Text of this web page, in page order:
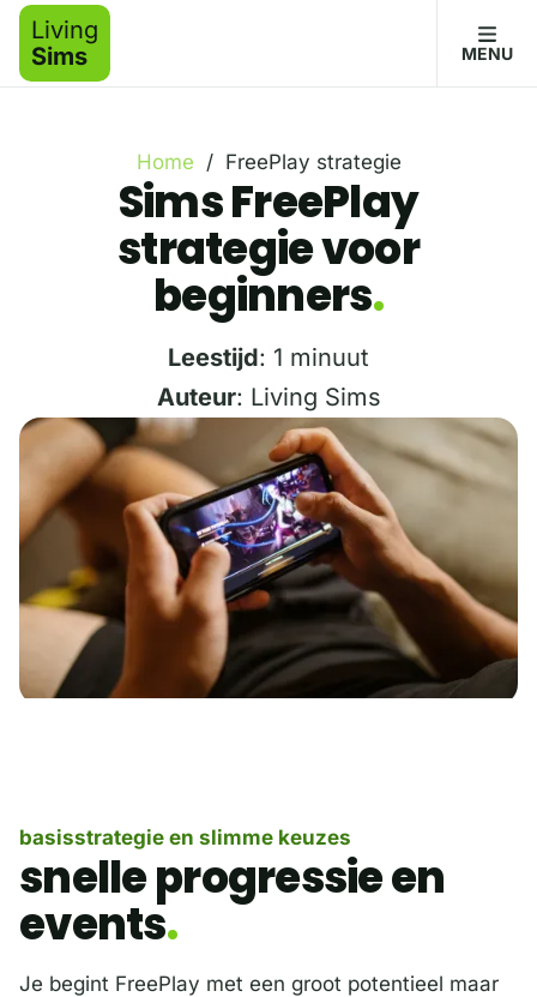
Living
Sims
MENU
Home / FreePlay strategie
Sims FreePlay
strategie voor
beginners
Leestijd: 1 minuut
Auteur: Living Sims
basisstrategie en slimme keuzes
snelle progressie en
events
Je begint FreePlay met een groot potentieel maar